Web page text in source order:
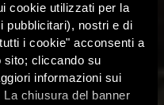
cookie utilizzati per la
pubblicitari), nostri e di
i cookie" acconsenti a
sito; cliccando su
informazioni sui
chiusura del banner